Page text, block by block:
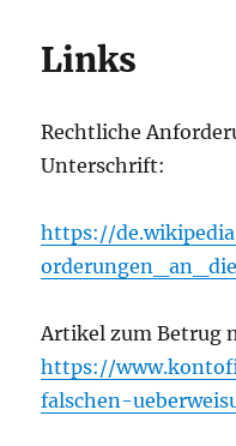
Links
Recht­li­che
Unterschrift:
https://
Arti­kel zum Betrug
https://
falschen-